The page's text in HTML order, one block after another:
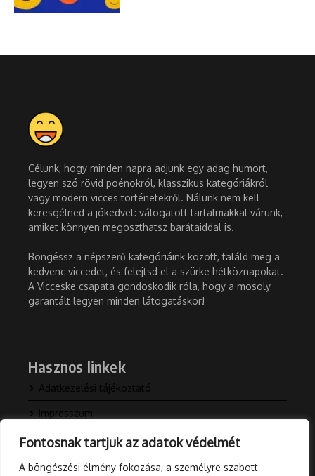
Fontosnak tartjuk az adatok védelmét
A böngészési élmény fokozása, a személyre szabott
Célunk, hogy minden napra adjunk egy adag humort,
legyen szó rövid poénokról, klasszikus kategóriákról
vagy modern vicces történetekről. Nálunk nem kell
keresgélned a jókedvet: válogatott tartalmakkal várunk,
amiket könnyen megoszthatsz barátaiddal is.
Böngéssz a népszerű kategóriáink között, találd meg a
kedvenc viccedet, és felejtsd el a szürke hétköznapokat.
A Vicceske csapata gondoskodik róla, hogy a mosoly
garantált legyen minden látogatáskor!
Hasznos linkek
Adatkezelési tájékoztató
Impresszum
Kapcsolat
Rólunk